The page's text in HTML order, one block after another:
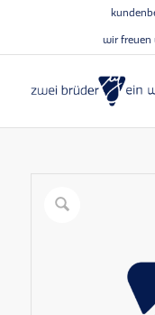
wir freuen